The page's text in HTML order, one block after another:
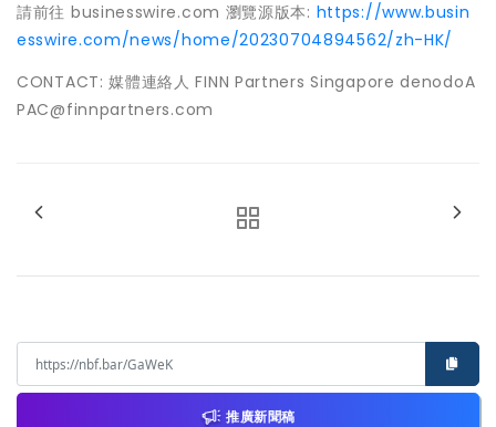
請前往 businesswire.com 瀏覽源版本: https://www.busin
esswire.com/news/home/20230704894562/zh-HK/
CONTACT: 媒體連絡人 FINN Partners Singapore denodoA
PAC@finnpartners.com
推廣新聞稿